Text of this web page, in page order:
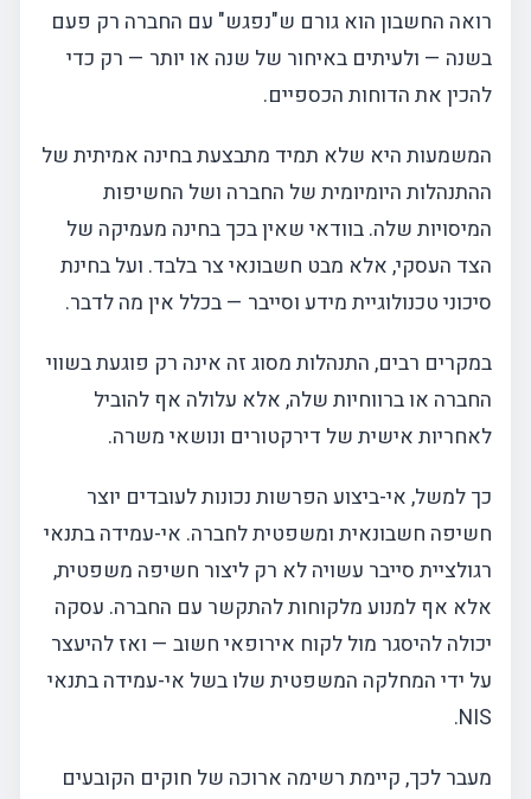
רואה החשבון הוא גורם ש"נפגש" עם החברה רק פעם
בשנה — ולעיתים באיחור של שנה או יותר — רק כדי
להכין את הדוחות הכספיים.
המשמעות היא שלא תמיד מתבצעת בחינה אמיתית של
ההתנהלות היומיומית של החברה ושל החשיפות
המיסויות שלה. בוודאי שאין בכך בחינה מעמיקה של
הצד העסקי, אלא מבט חשבונאי צר בלבד. ועל בחינת
סיכוני טכנולוגיית מידע וסייבר — בכלל אין מה לדבר.
במקרים רבים, התנהלות מסוג זה אינה רק פוגעת בשווי
החברה או ברווחיות שלה, אלא עלולה אף להוביל
לאחריות אישית של דירקטורים ונושאי משרה.
כך למשל, אי-ביצוע הפרשות נכונות לעובדים יוצר
חשיפה חשבונאית ומשפטית לחברה. אי-עמידה בתנאי
רגולציית סייבר עשויה לא רק ליצור חשיפה משפטית,
אלא אף למנוע מלקוחות להתקשר עם החברה. עסקה
יכולה להיסגר מול לקוח אירופאי חשוב — ואז להיעצר
על ידי המחלקה המשפטית שלו בשל אי-עמידה בתנאי
NIS.
מעבר לכך, קיימת רשימה ארוכה של חוקים הקובעים